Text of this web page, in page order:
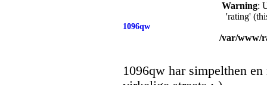
1096qw
Warning:
'rating'
/var/www/
1096qw har simpelthen